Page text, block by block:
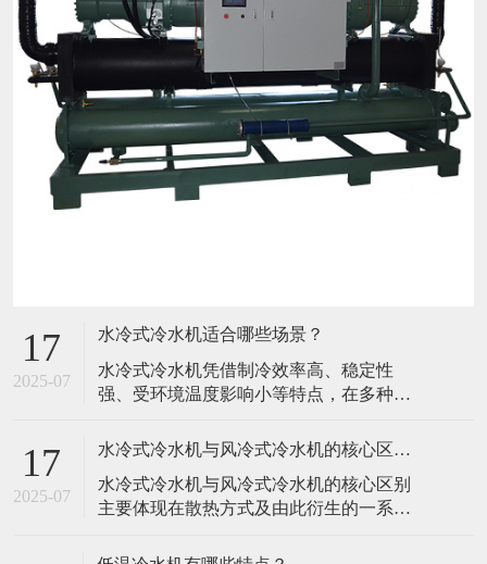
17
2025-07
水冷式冷水机适合哪些场景？
水冷式冷水机凭借制冷效率高、稳定性
强、受环境温度影响小等特点，在多种对
现优异，具体适合以下场景： 一、工业生
景，尤其适用于高发热、连续运行或对温
度控制精度要求严格的设备和工艺： 塑料
17
2025-07
水冷式冷水机与风冷式冷水机的核心区别是什么？
水冷式冷水机与风冷式冷水机的核心区别
主要体现在散热方式及由此衍生的一系列
一、核心差异：散热方式 水冷式冷水机：